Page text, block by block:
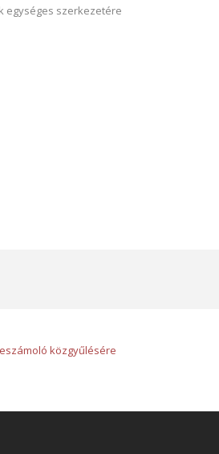
egységes szerkezetére
közgyűlésére